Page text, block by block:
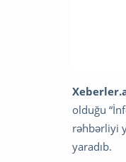
olduğu
rəhbərliyi
yaradıb.